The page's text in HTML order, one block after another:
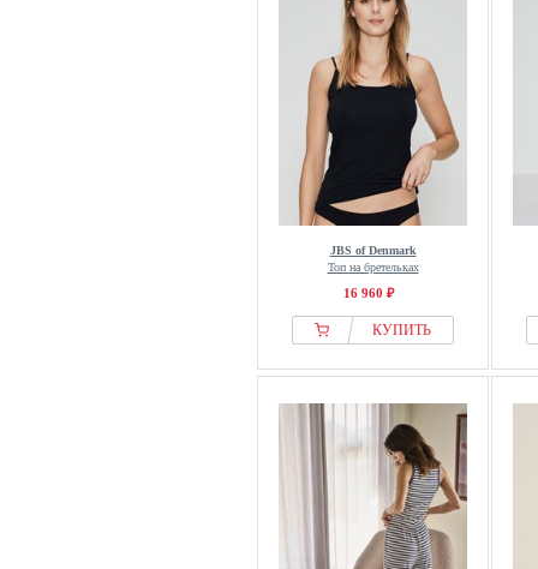
JBS of Denmark
Топ на бретельках
16 960 ₽
КУПИТЬ